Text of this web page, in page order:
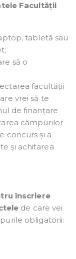
Facultății
tabletă sau
să o
facultății
vrei să te
de finanțare
câmpurilor
concurs și a
și achitarea
înscriere
de care vei
obligatorii: